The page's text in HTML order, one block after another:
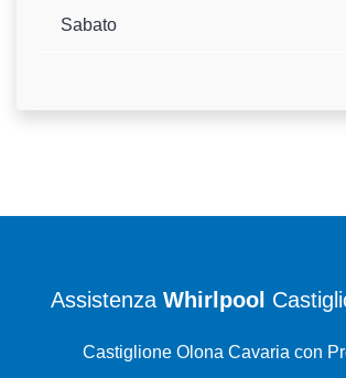
Sabato
Assistenza Whirlpool
Castiglione Olona Cavaria con